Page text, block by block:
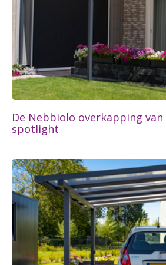
De Nebbiolo overkapping
spotlight